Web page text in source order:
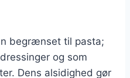
begrænset til pasta;
og som
Dens alsidighed gør